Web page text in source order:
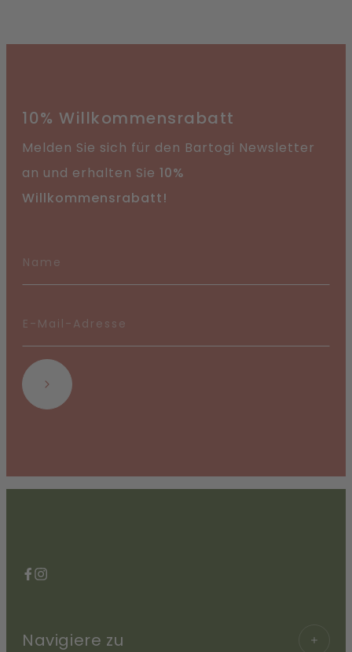
10% Willkommensrabatt
Melden Sie sich für den Bartogi Newsletter
an und erhalten Sie 10%
Willkommensrabatt!
Abonnieren
Navigiere zu